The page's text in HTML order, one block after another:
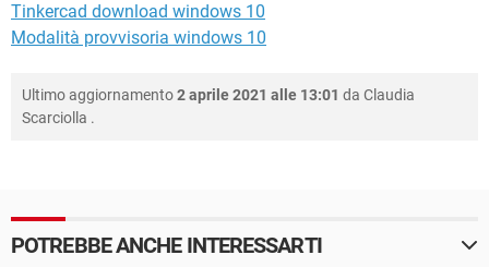
Tinkercad download windows 10
Modalità provvisoria windows 10
Ultimo aggiornamento2 aprile 2021 alle 13:01 da Claudia
Scarciolla .
POTREBBE ANCHE INTERESSARTI